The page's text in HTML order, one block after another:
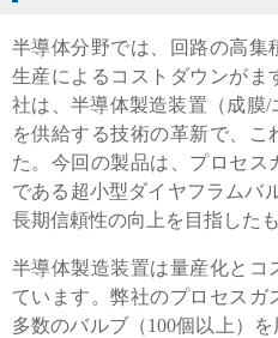
採用情報
languageLanguage：日本語／
mailお問い合わせ
半導体分野では、回路の高集
生産によるコストダウンがま
社は、半導体製造装置（成膜
を供給する技術の革新で、こ
た。今回の製品は、プロセス
である超小型ダイヤフラムバ
長期信頼性の向上を目指した
半導体製造装置は量産化とコ
ています。弊社のプロセスガ
多数のバルブ（100個以上）